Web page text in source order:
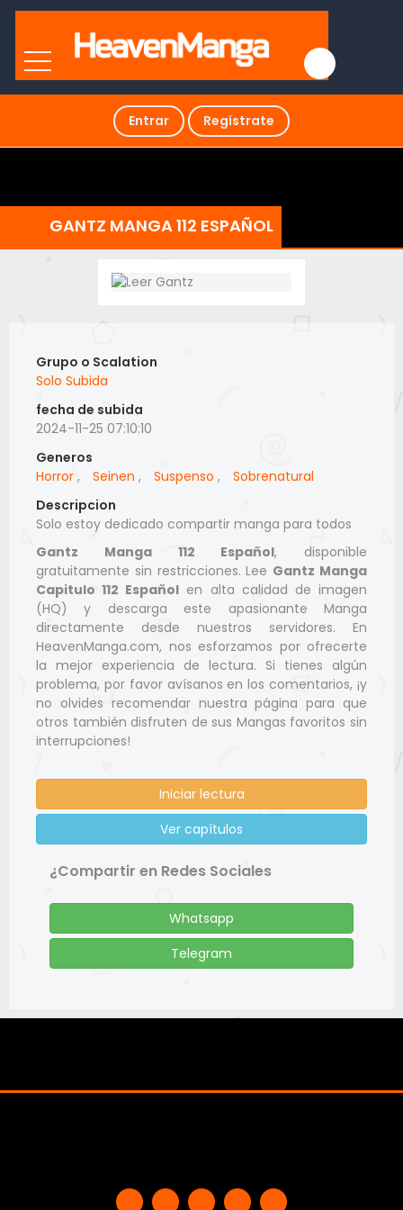
Entrar Regístrate
GANTZ MANGA 112 ESPAÑOL
Grupo o Scalation
Solo Subida
fecha de subida
2024-11-25 07:10:10
Generos
Horror , Seinen , Suspenso ,
Sobrenatural
Descripcion
Solo estoy dedicado compartir manga para todos
Gantz Manga 112 Español, disponible
gratuitamente sin restricciones. Lee Gantz Manga
Capitulo 112 Español en alta calidad de imagen
(HQ) y descarga este apasionante Manga
directamente desde nuestros servidores. En
HeavenManga.com, nos esforzamos por ofrecerte
la mejor experiencia de lectura. Si tienes algún
problema, por favor avísanos en los comentarios, ¡y
no olvides recomendar nuestra página para que
otros también disfruten de sus Mangas favoritos sin
interrupciones!
Iniciar lectura
Ver capítulos
¿Compartir en Redes Sociales
Whatsapp
Telegram